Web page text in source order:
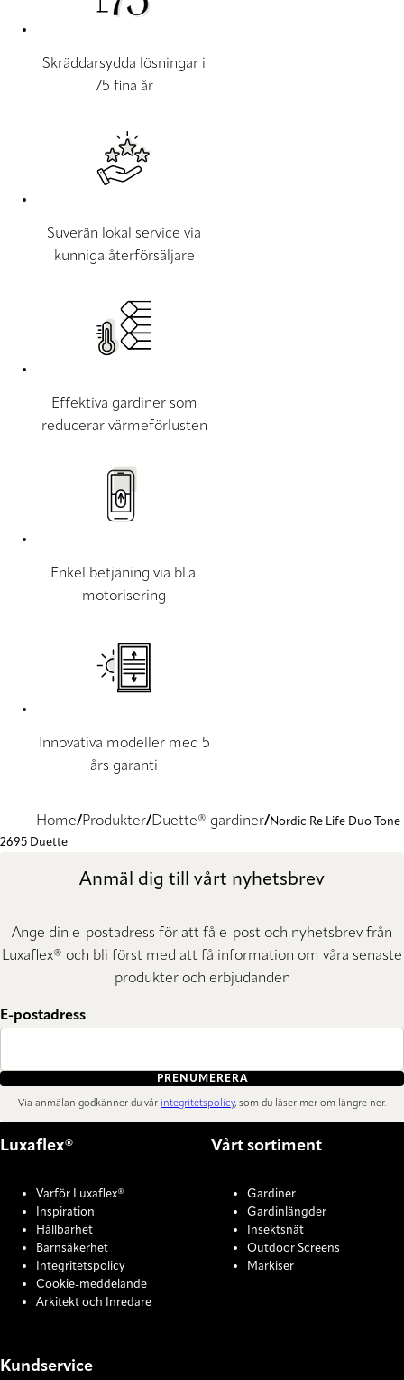
Skräddarsydda lösningar i
75 fina år
Suverän lokal service via
kunniga återförsäljare
Effektiva gardiner som
reducerar värmeförlusten
Enkel betjäning via bl.a.
motorisering
Innovativa modeller med 5
års garanti
Home Produkter Duette® gardiner
Nordic Re Life Duo Tone
2695 Duette
Anmäl dig till vårt nyhetsbrev
Ange din e-postadress för att få e-post och nyhetsbrev från
Luxaflex® och bli först med att få information om våra senaste
produkter och erbjudanden
E-postadress
PRENUMERERA
Via anmälan godkänner du vår integritetspolicy, som du läser mer om längre ner.
Luxaflex®
Varför Luxaflex®
Inspiration
Hållbarhet
Barnsäkerhet
Integritetspolicy
Cookie-meddelande
Arkitekt och Inredare
Vårt sortiment
Gardiner
Gardinlängder
Insektsnät
Outdoor Screens
Markiser
Kundservice